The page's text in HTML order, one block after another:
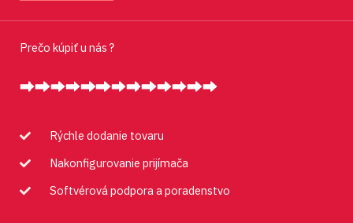
Prečo kúpiť u nás ?
Rýchle dodanie tovaru
Nakonfigurovanie prijímača
Softvérová podpora a poradenstvo